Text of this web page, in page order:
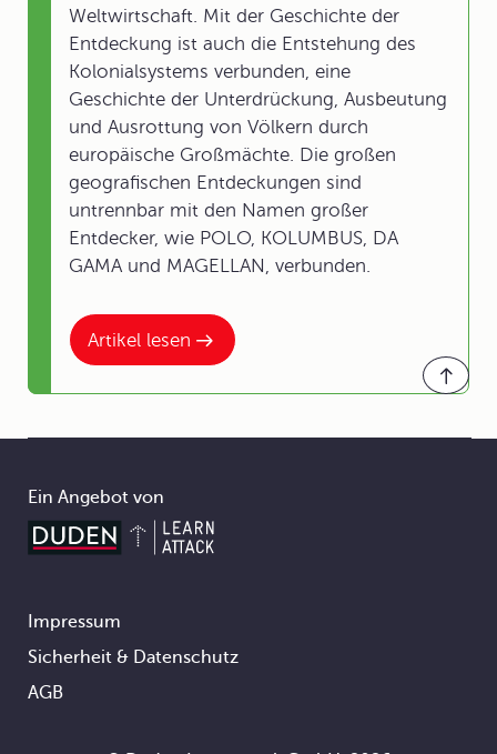
Artikel lesen
Weltwirtschaft. Mit der Geschichte der
Entdeckung ist auch die Entstehung des
Kolonialsystems verbunden, eine
Geschichte der Unterdrückung, Ausbeutung
und Ausrottung von Völkern durch
europäische Großmächte. Die großen
geografischen Entdeckungen sind
untrennbar mit den Namen großer
Entdecker, wie POLO, KOLUMBUS, DA
GAMA und MAGELLAN, verbunden.
Ein Angebot von
Footer
Impressum
Sicherheit & Datenschutz
AGB